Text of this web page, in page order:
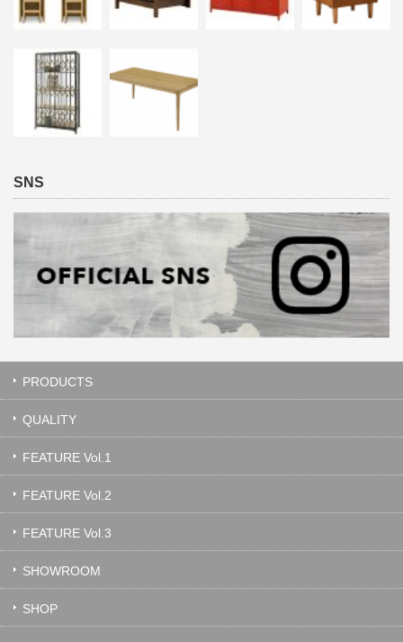
SNS
PRODUCTS
QUALITY
FEATURE Vol.1
FEATURE Vol.2
FEATURE Vol.3
SHOWROOM
SHOP